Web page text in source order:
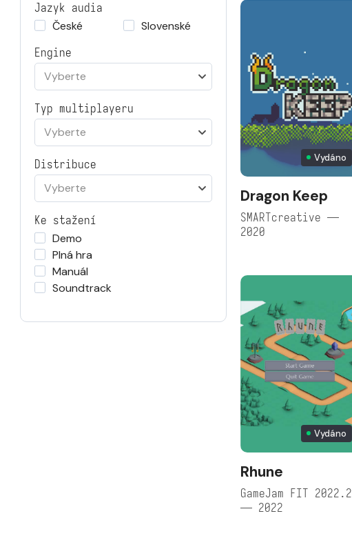
Jazyk audia
České
Slovenské
Engine
Vyberte
Typ multiplayeru
Vyberte
Distribuce
Vyberte
Ke stažení
Demo
Plná hra
Manuál
Soundtrack
Vydáno
Dragon Keep
SMARTcreative —
2020
Vydáno
Rhune
GameJam FIT 2022.2
— 2022